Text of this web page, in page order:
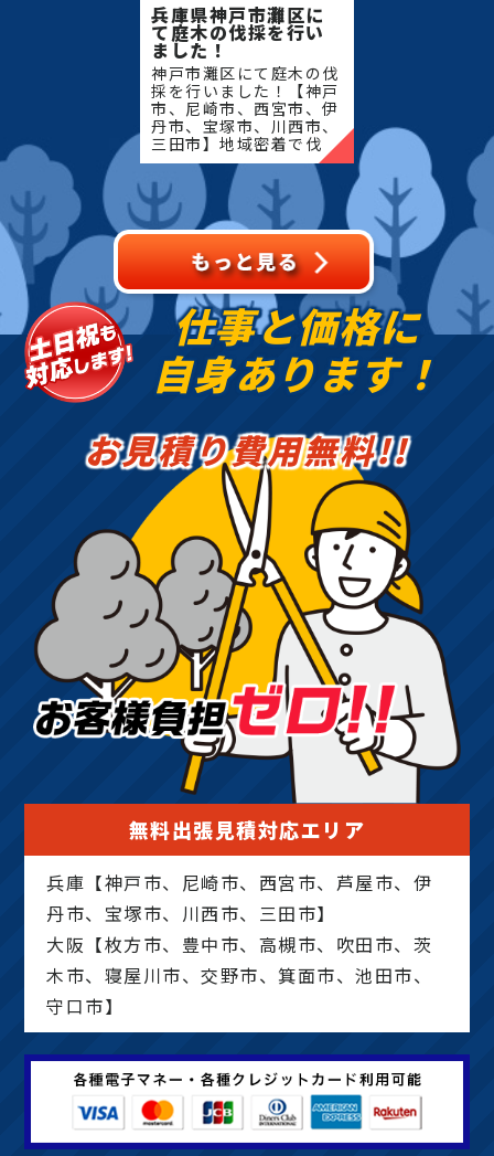
兵庫県神戸市灘区に
て庭木の伐採を行い
ました！
神戸市灘区にて庭木の伐
採を行いました！【神戸
市、尼崎市、西宮市、伊
丹市、宝塚市、川西市、
三田市】地域密着で伐
採・抜根・剪定・草刈り
などのお庭のこと、造
園・植木屋をお探しなら
当社にご相談ください！
当社で
仕事と価格に
自身あります！
お見積り費用無料!!
無料出張見積対応エリア
兵庫【神戸市、尼崎市、西宮市、芦屋市、伊
丹市、宝塚市、川西市、三田市】
大阪【枚方市、豊中市、高槻市、吹田市、茨
木市、寝屋川市、交野市、箕面市、池田市、
守口市】